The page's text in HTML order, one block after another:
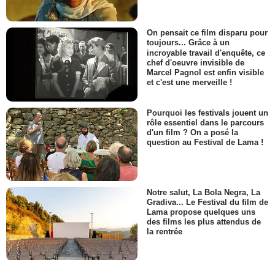
On pensait ce film disparu pour
toujours... Grâce à un
incroyable travail d'enquête, ce
chef d'oeuvre invisible de
Marcel Pagnol est enfin visible
et c'est une merveille !
Pourquoi les festivals jouent un
rôle essentiel dans le parcours
d'un film ? On a posé la
question au Festival de Lama !
Notre salut, La Bola Negra, La
Gradiva... Le Festival du film de
Lama propose quelques uns
des films les plus attendus de
la rentrée